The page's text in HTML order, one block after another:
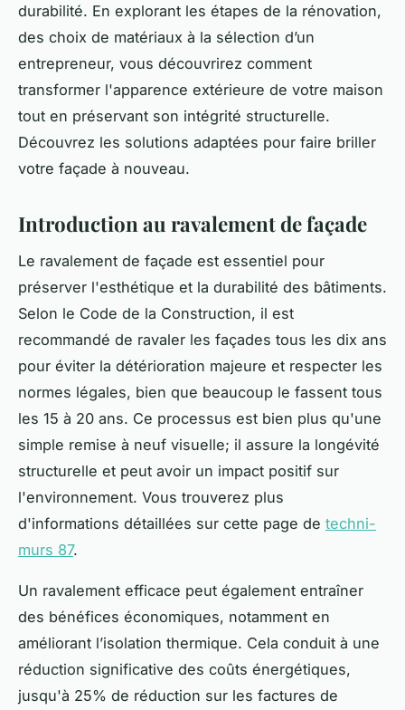
durabilité. En explorant les étapes de la rénovation,
des choix de matériaux à la sélection d’un
entrepreneur, vous découvrirez comment
transformer l'apparence extérieure de votre maison
tout en préservant son intégrité structurelle.
Découvrez les solutions adaptées pour faire briller
votre façade à nouveau.
Introduction au ravalement de façade
Le ravalement de façade est essentiel pour
préserver l'esthétique et la durabilité des bâtiments.
Selon le Code de la Construction, il est
recommandé de ravaler les façades tous les dix ans
pour éviter la détérioration majeure et respecter les
normes légales, bien que beaucoup le fassent tous
les 15 à 20 ans. Ce processus est bien plus qu'une
simple remise à neuf visuelle; il assure la longévité
structurelle et peut avoir un impact positif sur
l'environnement. Vous trouverez plus
d'informations détaillées sur cette page de techni-
murs 87.
Un ravalement efficace peut également entraîner
des bénéfices économiques, notamment en
améliorant l’isolation thermique. Cela conduit à une
réduction significative des coûts énergétiques,
jusqu'à 25% de réduction sur les factures de